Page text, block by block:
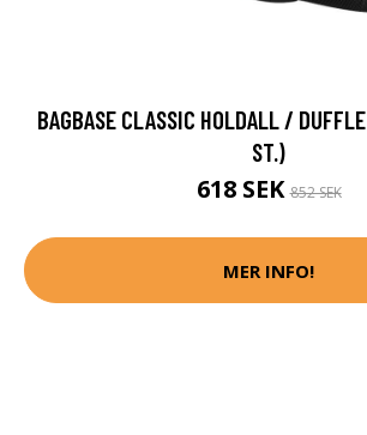
BAGBASE CLASSIC HOLDALL /
ST.)
618 SEK852 SEK
MER INFO!